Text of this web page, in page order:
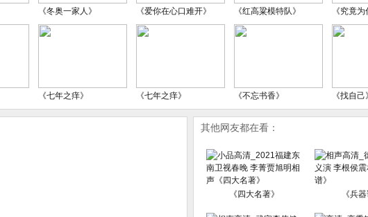
《冬奥一家人》 《爱你在心口难开》 《红高粱模特队》 《究竟为
《七年之痒》 《七年之痒》 《不忘书香》 《找自己
其他网友都在看：
《四大名著》 《兵器